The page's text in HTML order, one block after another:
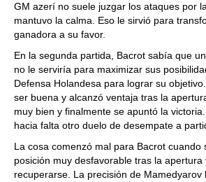
GM azerí no suele juzgar los ataques por
mantuvo la calma. Eso le sirvió para
ganadora a su favor.
En la segunda partida, Bacrot sabía que
no le serviría para maximizar sus
Defensa Holandesa para lograr su
ser buena y alcanzó ventaja tras la
muy bien y finalmente se apuntó la
hacia falta otro duelo de desempate a
La cosa comenzó mal para Bacrot cuando
posición muy desfavorable tras la apertura
recuperarse. La precisión de Mamedyarov